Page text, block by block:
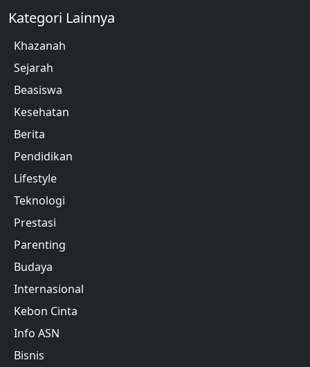
Kategori Lainnya
Khazanah
Sejarah
Beasiswa
Kesehatan
Berita
Pendidikan
Lifestyle
Teknologi
Prestasi
Parenting
Budaya
Internasional
Kebon Cinta
Info ASN
Bisnis